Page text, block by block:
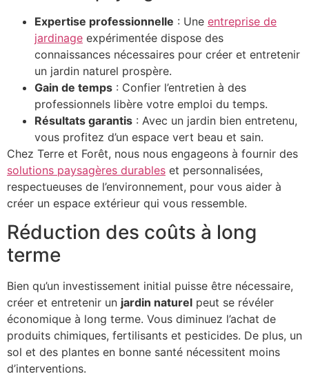
Expertise professionnelle : Une entreprise de
jardinage expérimentée dispose des
connaissances nécessaires pour créer et entretenir
un jardin naturel prospère.
Gain de temps : Confier l’entretien à des
professionnels libère votre emploi du temps.
Résultats garantis : Avec un jardin bien entretenu,
vous profitez d’un espace vert beau et sain.
Chez Terre et Forêt, nous nous engageons à fournir des
solutions paysagères durables et personnalisées,
respectueuses de l’environnement, pour vous aider à
créer un espace extérieur qui vous ressemble.
Réduction des coûts à long
terme
Bien qu’un investissement initial puisse être nécessaire,
créer et entretenir un jardin naturel peut se révéler
économique à long terme. Vous diminuez l’achat de
produits chimiques, fertilisants et pesticides. De plus, un
sol et des plantes en bonne santé nécessitent moins
d’interventions.